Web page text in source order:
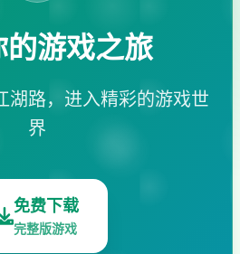
的游戏之旅
湖路，进入精彩的游戏世
界
免费下载
完整版游戏